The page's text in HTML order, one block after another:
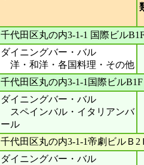
千代田区丸の内3-1-1 国際ビル
ダイニングバー・バル
洋・和洋・各国料理・その他
千代田区丸の内3‐1‐1国際ビルB1F
ダイニングバー・バル
スペインバル・イタリアンバ
ール
千代田区丸の内3-1-1帝劇ビルＢ2
ダイニングバー・バル